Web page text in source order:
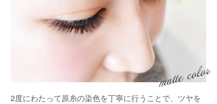
2度にわたって原糸の染色を丁寧に行うことで、ツヤを